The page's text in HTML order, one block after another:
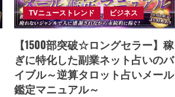
TVニューストレンド ビジネス
【1500部突破☆ロングセラー】稼
ぎに特化した副業ネット占いのバ
イブル～逆算タロット占いメール
鑑定マニュアル～